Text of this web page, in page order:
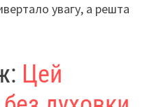
увагу, а решта
Цей